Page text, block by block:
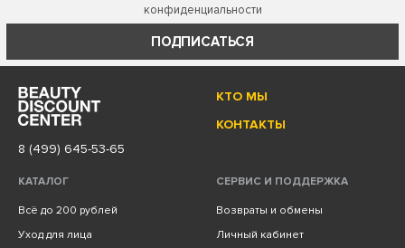
конфиденциальности
ПОДПИСАТЬСЯ
КТО МЫ
КОНТАКТЫ
8 (499) 645-53-65
КАТАЛОГ
Всё до 200 рублей
Уход для лица
СЕРВИС И ПОДДЕРЖКА
Возвраты и обмены
Личный кабинет